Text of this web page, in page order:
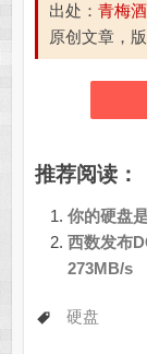
出处： 青梅
原创文章，
推荐阅读：
你的硬盘
西数发布
273MB/s
硬盘